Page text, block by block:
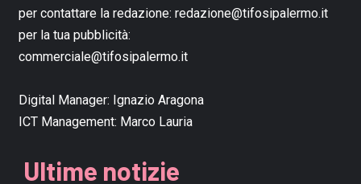
per contattare la redazione: redazione@tifosipalermo.it
per la tua pubblicità:
commerciale@tifosipalermo.it
Digital Manager: Ignazio Aragona
ICT Management: Marco Lauria
Ultime notizie